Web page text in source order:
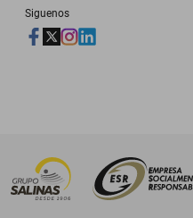
Siguenos